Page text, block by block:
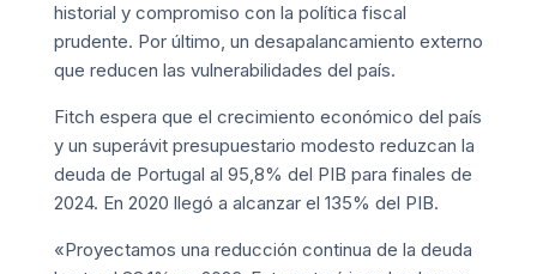
historial y compromiso con la política fiscal
prudente. Por último, un desapalancamiento externo
que reducen las vulnerabilidades del país.
Fitch espera que el crecimiento económico del país
y un superávit presupuestario modesto reduzcan la
deuda de Portugal al 95,8% del PIB para finales de
2024. En 2020 llegó a alcanzar el 135% del PIB.
«Proyectamos una reducción continua de la deuda